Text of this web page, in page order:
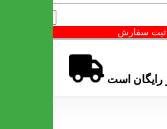
ثبت سفارش
رایگان است